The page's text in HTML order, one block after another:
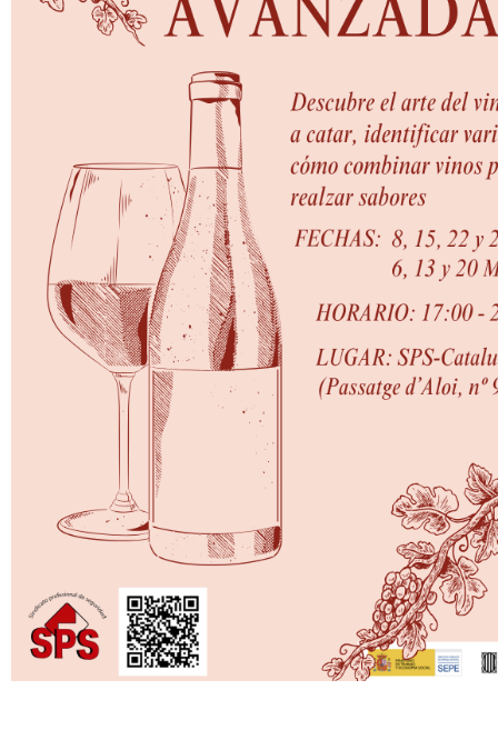
INSCRÍBETE